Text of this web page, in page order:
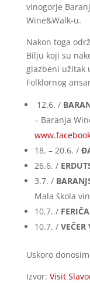
vinogorje
Wine&Walk-u.
Nakon toga
Bilju koji su
glazbeni užitak
Folklornog
12.6. /
– Baranja
18. – 20.6. /
26.6. /
3.7. /
Mala škola
10.7. /
10.7. /
Uskoro
Izvor: Visit